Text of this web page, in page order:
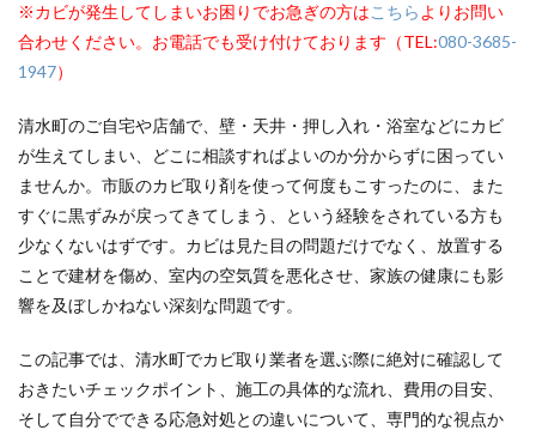
※カビが発生してしまいお困りでお急ぎの方はこちら よりお問い
合わせください。お電話でも受け付けております（TEL:080-3685-
1947）
清水町のご自宅や店舗で、壁・天井・押し入れ・浴室などにカビ
が生えてしまい、どこに相談すればよいのか分からずに困ってい
ませんか。市販のカビ取り剤を使って何度もこすったのに、また
すぐに黒ずみが戻ってきてしまう、という経験をされている方も
少なくないはずです。カビは見た目の問題だけでなく、放置する
ことで建材を傷め、室内の空気質を悪化させ、家族の健康にも影
響を及ぼしかねない深刻な問題です。
この記事では、清水町でカビ取り業者を選ぶ際に絶対に確認して
おきたいチェックポイント、施工の具体的な流れ、費用の目安、
そして自分でできる応急対処との違いについて、専門的な視点か